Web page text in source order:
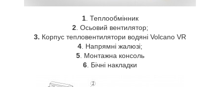
1. Теплообмінник
2. Осьовий вентилятор;
3. Корпус тепловентилятори водяні Volcano VR
4 . Напрямні жалюзі;
5. Монтажна консоль
6 . Бічні накладки